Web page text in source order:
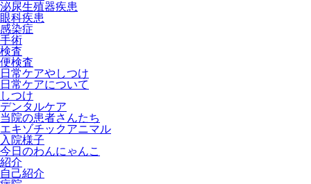
泌尿生殖器疾患
眼科疾患
感染症
手術
検査
便検査
日常ケアやしつけ
日常ケアについて
しつけ
デンタルケア
当院の患者さんたち
エキゾチックアニマル
入院様子
今日のわんにゃんこ
紹介
自己紹介